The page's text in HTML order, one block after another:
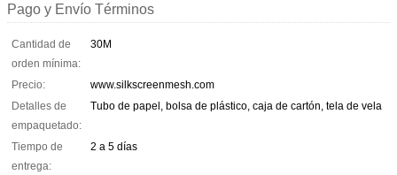
Pago y Envío Términos
Cantidad de
orden mínima:
30M
Precio:
www.silkscreenmesh.com
Detalles de
empaquetado:
Tubo de papel, bolsa de plástico, caja de cartón, tela de vela
Tiempo de
entrega:
2 a 5 días